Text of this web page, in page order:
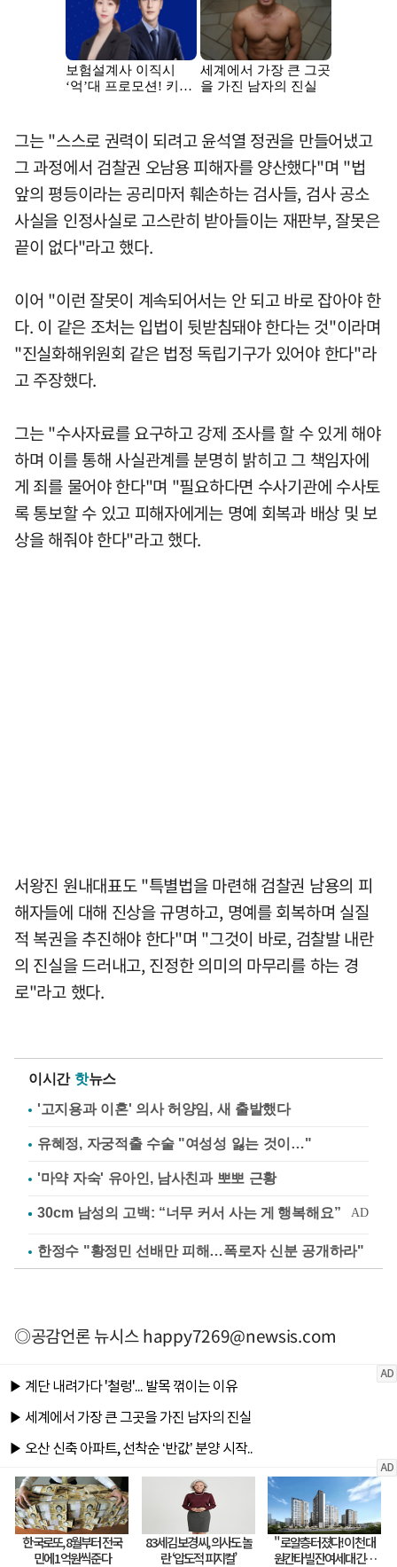
그는 "스스로 권력이 되려고 윤석열 정권을 만들어냈고
그 과정에서 검찰권 오남용 피해자를 양산했다"며 "법
앞의 평등이라는 공리마저 훼손하는 검사들, 검사 공소
사실을 인정사실로 고스란히 받아들이는 재판부, 잘못은
끝이 없다"라고 했다.
이어 "이런 잘못이 계속되어서는 안 되고 바로 잡아야 한
다. 이 같은 조처는 입법이 뒷받침돼야 한다는 것"이라며
"진실화해위원회 같은 법정 독립기구가 있어야 한다"라
고 주장했다.
그는 "수사자료를 요구하고 강제 조사를 할 수 있게 해야
하며 이를 통해 사실관계를 분명히 밝히고 그 책임자에
게 죄를 물어야 한다"며 "필요하다면 수사기관에 수사토
록 통보할 수 있고 피해자에게는 명예 회복과 배상 및 보
상을 해줘야 한다"라고 했다.
서왕진 원내대표도 "특별법을 마련해 검찰권 남용의 피
해자들에 대해 진상을 규명하고, 명예를 회복하며 실질
적 복권을 추진해야 한다"며 "그것이 바로, 검찰발 내란
의 진실을 드러내고, 진정한 의미의 마무리를 하는 경
로"라고 했다.
이시간 핫뉴스
'고지용과 이혼' 의사 허양임, 새 출발했다
유혜정, 자궁적출 수술 "여성성 잃는 것이…"
'마약 자숙' 유아인, 남사친과 뽀뽀 근황
한정수 "황정민 선배만 피해…폭로자 신분 공개하라"
◎공감언론 뉴시스happy7269@newsis.com